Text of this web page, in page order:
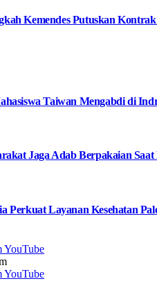
Kemendes Putuskan
Taiwan Mengabdi di
Jaga Adab Berpakaian Saat
Perkuat Layanan Kesehatan
YouTube
YouTube